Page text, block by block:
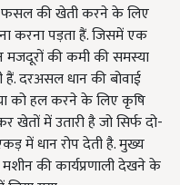
फसल की खेती करने के लिए
करना पड़ता हैं. जिसमें एक
मजदूरों की कमी की समस्या
दरअसल धान की बोवाई
को हल करने के लिए कृषि
में उतारी है जो सिर्फ दो-
में धान रोप देती है. मुख्य
की कार्यप्रणाली देखने के